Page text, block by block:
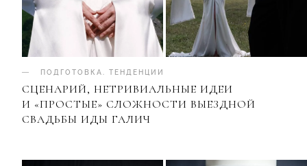
ПОДГОТОВКА ТЕНДЕНЦИИ
СЦЕНАРИЙ, НЕТРИВИАЛЬНЫЕ ИДЕИ
И «ПРОСТЫЕ» СЛОЖНОСТИ ВЫЕЗДНОЙ
СВАДЬБЫ ИДЫ ГАЛИЧ